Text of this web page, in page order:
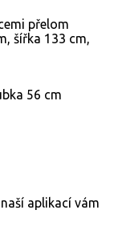
56 cm
aplikací vám